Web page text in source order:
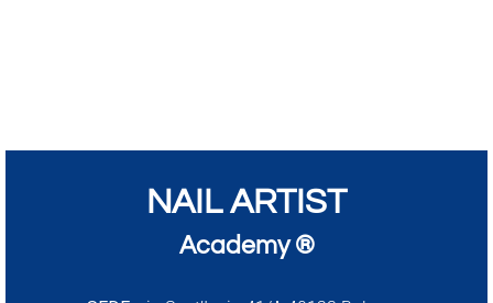
NAIL ARTIST
Academy ®